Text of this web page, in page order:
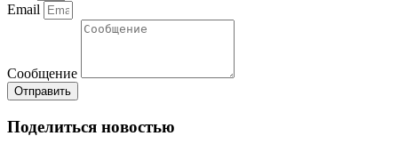
Email
Сообщение
Отправить
Поделиться новостью